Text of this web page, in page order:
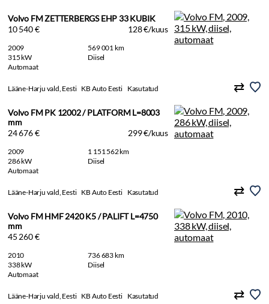
Volvo FM ZETTERBERGS EHP 33 KUBIK
10 540 €
128 €/kuus
2009
569 001 km
315 kW
Diisel
Automaat
Lääne-Harju vald, Eesti KB Auto Eesti Kasutatud
Volvo FM PK 12002 / PLATFORM L=8003
mm
24 676 €
299 €/kuus
2009
1 151 562 km
286 kW
Diisel
Automaat
Lääne-Harju vald, Eesti KB Auto Eesti Kasutatud
Volvo FM HMF 2420 K5 / PALIFT L=4750
mm
45 260 €
2010
736 683 km
338 kW
Diisel
Automaat
Lääne-Harju vald, Eesti KB Auto Eesti Kasutatud